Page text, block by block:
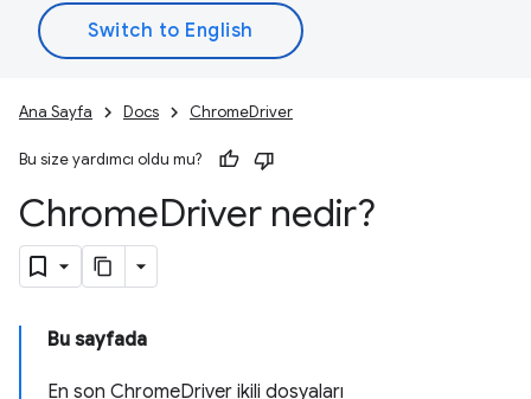
Ana Sayfa Docs ChromeDriver
Bu size yardımcı oldu mu?
ChromeDriver nedir?
Bu sayfada
En son ChromeDriver ikili dosyaları